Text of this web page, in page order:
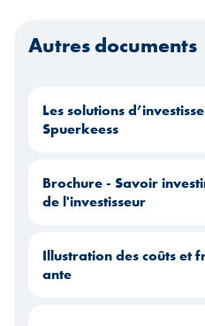
Autres documents
Les solutions
Spuerkeess
Brochure - Savoir
de l'investisseur
Illustration des coûts et
ante